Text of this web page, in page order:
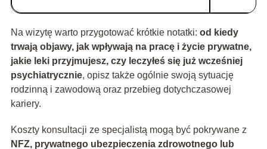
Na wizytę warto przygotować krótkie notatki: od kiedy
trwają objawy, jak wpływają na pracę i życie prywatne,
jakie leki przyjmujesz, czy leczyłeś się już wcześniej
psychiatrycznie, opisz także ogólnie swoją sytuację
rodzinną i zawodową oraz przebieg dotychczasowej
kariery.
Koszty konsultacji ze specjalistą mogą być pokrywane z
NFZ, prywatnego ubezpieczenia zdrowotnego lub